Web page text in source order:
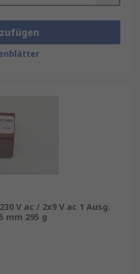
V ac / 2x9 V ac 1 Ausg.
mm 295 g